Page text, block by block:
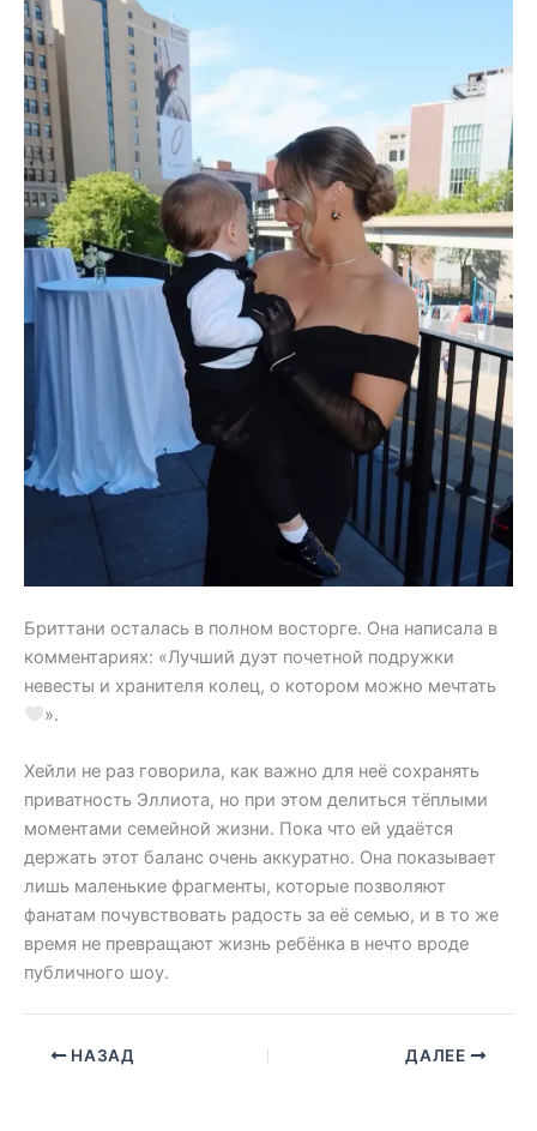
Бриттани осталась в полном восторге. Она написала в
комментариях: «Лучший дуэт почетной подружки
невесты и хранителя колец, о котором можно мечтать
».
Хейли не раз говорила, как важно для неё сохранять
приватность Эллиота, но при этом делиться тёплыми
моментами семейной жизни. Пока что ей удаётся
держать этот баланс очень аккуратно. Она показывает
лишь маленькие фрагменты, которые позволяют
фанатам почувствовать радость за её семью, и в то же
время не превращают жизнь ребёнка в нечто вроде
публичного шоу.
НАЗАД ДАЛЕЕ